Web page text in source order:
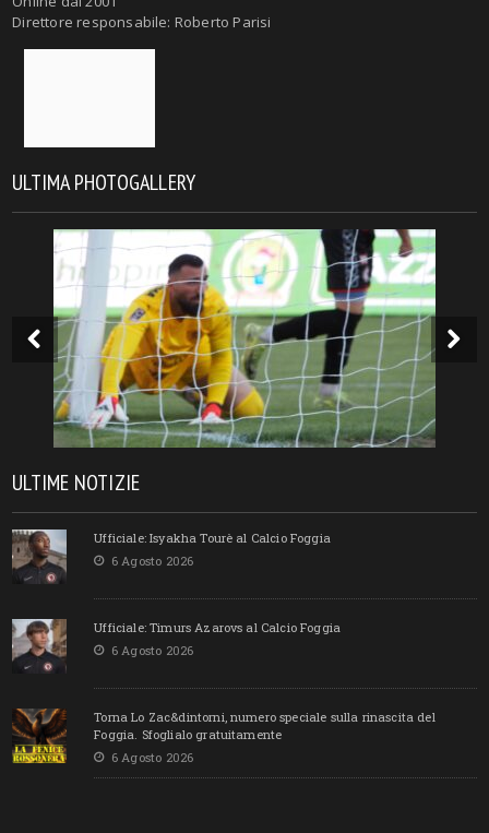
Direttore responsabile: Roberto Parisi
ULTIMA PHOTOGALLERY
ULTIME NOTIZIE
Ufficiale: Isyakha Tourè al Calcio Foggia
6 Agosto 2026
Ufficiale: Timurs Azarovs al Calcio Foggia
6 Agosto 2026
Torna Lo Zac&dintorni, numero speciale sulla rinascita del
Foggia. Sfoglialo gratuitamente
6 Agosto 2026